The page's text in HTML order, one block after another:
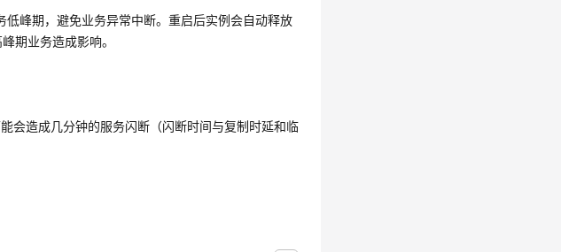
峰期，避免业务异常中断。重启后实例会自动释放
期业务造成影响。
会造成几分钟的服务闪断（闪断时间与复制时延和临